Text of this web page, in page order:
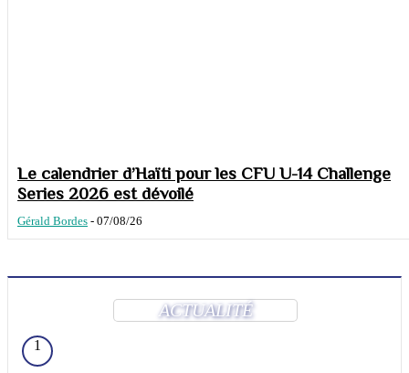
Le calendrier d’Haïti pour les CFU U-14 Challenge
Series 2026 est dévoilé
Gérald Bordes - 07/08/26
ACTUALITÉ
1